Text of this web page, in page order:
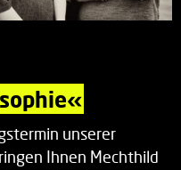
unserer
Ihnen Mechthild